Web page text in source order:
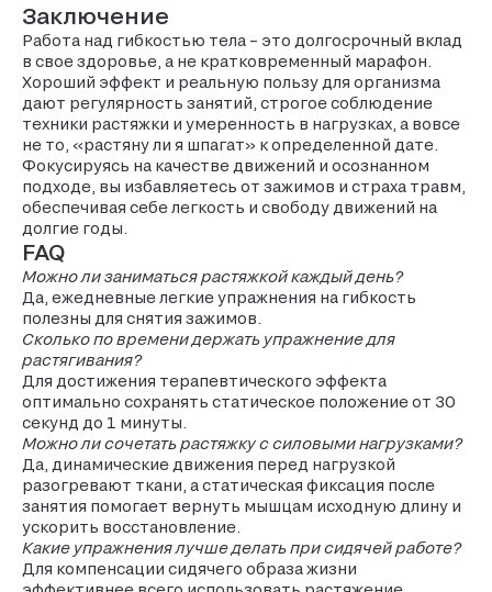
Заключение
Работа над гибкостью тела – это долгосрочный вклад
в свое здоровье, а не кратковременный марафон.
Хороший эффект и реальную пользу для организма
дают регулярность занятий, строгое соблюдение
техники растяжки и умеренность в нагрузках, а вовсе
не то, «растяну ли я шпагат» к определенной дате.
Фокусируясь на качестве движений и осознанном
подходе, вы избавляетесь от зажимов и страха травм,
обеспечивая себе легкость и свободу движений на
долгие годы.
FAQ
Можно ли заниматься растяжкой каждый день?
Да, ежедневные легкие упражнения на гибкость
полезны для снятия зажимов.
Сколько по времени держать упражнение для
растягивания?
Для достижения терапевтического эффекта
оптимально сохранять статическое положение от 30
секунд до 1 минуты.
Можно ли сочетать растяжку с силовыми нагрузками?
Да, динамические движения перед нагрузкой
разогревают ткани, а статическая фиксация после
занятия помогает вернуть мышцам исходную длину и
ускорить восстановление.
Какие упражнения лучше делать при сидячей работе?
Для компенсации сидячего образа жизни